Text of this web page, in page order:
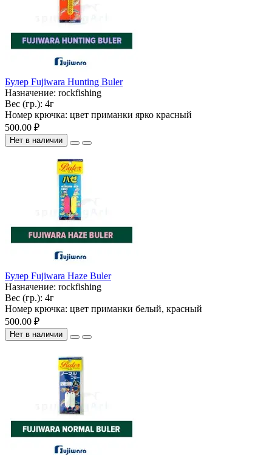
Булер Fujiwara Hunting Buler
Назначение: rockfishing
Вес (гр.): 4г
Номер крючка: цвет приманки ярко красный
500.00 ₽
Нет в наличии
Булер Fujiwara Haze Buler
Назначение: rockfishing
Вес (гр.): 4г
Номер крючка: цвет приманки белый, красный
500.00 ₽
Нет в наличии